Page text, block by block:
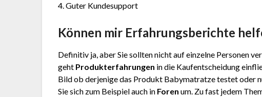
4. Guter Kundesupport
Können mir Erfahrungsberichte
Definitiv ja, aber Sie sollten nicht auf einzelne Personen
geht Produkterfahrungen in die Kaufentscheidung
Bild ob derjenige das Produkt Babymatratze testet oder
Sie sich zum Beispiel auch in Foren um. Zu fast jedem